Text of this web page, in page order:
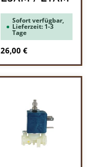
Sofort verfügbar,
Lieferzeit: 1-3
Tage
Regulärer Preis:
26,00 €